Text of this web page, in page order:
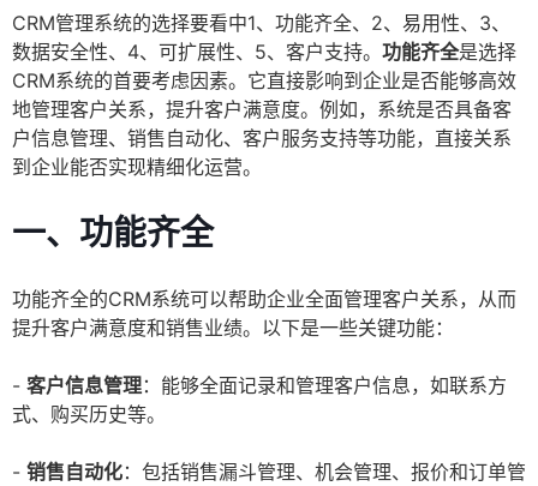
CRM管理系统的选择要看中1、功能齐全、2、易用性、3、
数据安全性、4、可扩展性、5、客户支持。 功能齐全是选择
CRM系统的首要考虑因素。它直接影响到企业是否能够高效
地管理客户关系，提升客户满意度。例如，系统是否具备客
户信息管理、销售自动化、客户服务支持等功能，直接关系
到企业能否实现精细化运营。
一、功能齐全
功能齐全的CRM系统可以帮助企业全面管理客户关系，从而
提升客户满意度和销售业绩。以下是一些关键功能：
- 客户信息管理：能够全面记录和管理客户信息，如联系方
式、购买历史等。
- 销售自动化：包括销售漏斗管理、机会管理、报价和订单管